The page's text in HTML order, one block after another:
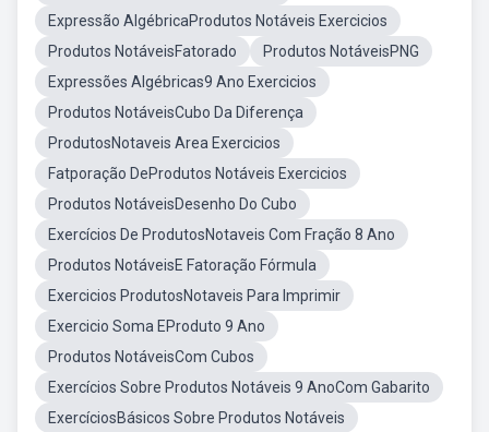
Expressão AlgébricaProdutos Notáveis Exercicios
Produtos NotáveisFatorado
Produtos NotáveisPNG
Expressões Algébricas9 Ano Exercicios
Produtos NotáveisCubo Da Diferença
ProdutosNotaveis Area Exercicios
Fatporação DeProdutos Notáveis Exercicios
Produtos NotáveisDesenho Do Cubo
Exercícios De ProdutosNotaveis Com Fração 8 Ano
Produtos NotáveisE Fatoração Fórmula
Exercicios ProdutosNotaveis Para Imprimir
Exercicio Soma EProduto 9 Ano
Produtos NotáveisCom Cubos
Exercícios Sobre Produtos Notáveis 9 AnoCom Gabarito
ExercíciosBásicos Sobre Produtos Notáveis